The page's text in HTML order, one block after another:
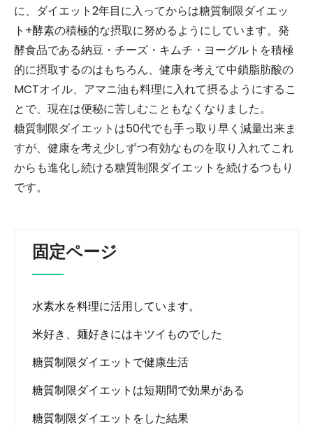
に、ダイエット2年目に入ってからは糖質制限ダイエッ
ト+酵素の積極的な摂取に努めるようにしています。発
酵食品である納豆・チーズ・キムチ・ヨーグルトを積極
的に摂取するのはもちろん、健康を考えて中鎖脂肪酸の
MCTオイル、アマニ油も料理に入れて摂るようにするこ
とで、現在は便秘に苦しむこともなくなりました。
糖質制限ダイエットは50代でも手っ取り早く減量出来ま
すが、健康を考え少しずつ有効なものを取り入れてこれ
からも進化し続ける糖質制限ダイエットを続けるつもり
です。
固定ページ
水素水を料理に活用しています。
米好き、麺好きにはキツイものでした
糖質制限ダイエットで健康生活
糖質制限ダイエットは短期間で効果がある
糖質制限ダイエットをした結果